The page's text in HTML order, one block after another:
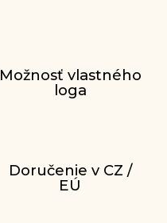
Možnosť vlastného
loga
Doručenie v CZ /
EÚ